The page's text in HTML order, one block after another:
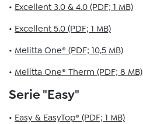
• Excellent 3.0 & 4.0 (PDF; 1 MB)
• Excellent 5.0 (PDF; 1 MB)
• Melitta One® (PDF; 10,5 MB)
• Melitta One® Therm (PDF; 8 MB)
Serie "Easy"
• Easy & EasyTop® (PDF; 1 MB)